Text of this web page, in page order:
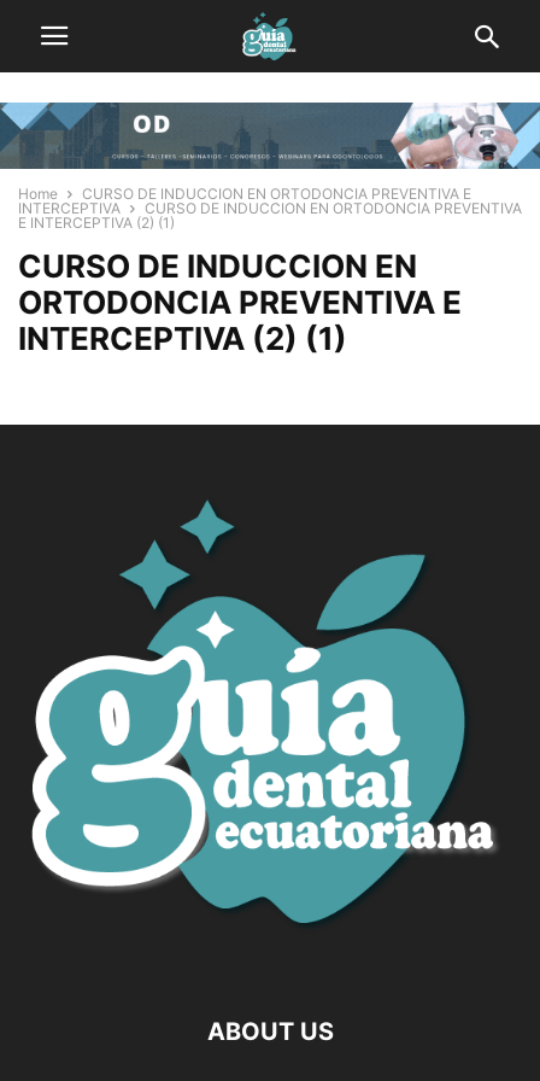
Home
CURSO DE INDUCCION EN ORTODONCIA PREVENTIVA E
INTERCEPTIVA
CURSO DE INDUCCION EN ORTODONCIA PREVENTIVA
E INTERCEPTIVA (2) (1)
CURSO DE INDUCCION EN
ORTODONCIA PREVENTIVA E
INTERCEPTIVA (2) (1)
ABOUT US